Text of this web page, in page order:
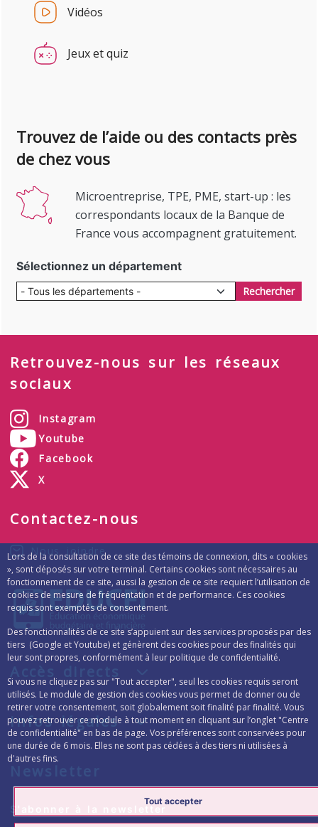
Lors de la consultation de ce site des témoins de connexion, dits « cookies
», sont déposés sur votre terminal. Certains cookies sont nécessaires au
fonctionnement de ce site, aussi la gestion de ce site requiert l’utilisation de
cookies de mesure de fréquentation et de performance. Ces cookies
requis sont exemptés de consentement.
Des fonctionnalités de ce site s’appuient sur des services proposés par des
tiers (Google et Youtube) et génèrent des cookies pour des finalités qui
leur sont propres, conformément à leur politique de confidentialité.
Si vous ne cliquez pas sur "Tout accepter", seul les cookies requis seront
utilisés. Le module de gestion des cookies vous permet de donner ou de
retirer votre consentement, soit globalement soit finalité par finalité. Vous
pouvez retrouver ce module à tout moment en cliquant sur l’onglet "Centre
de confidentialité" en bas de page. Vos préférences sont conservées pour
une durée de 6 mois. Elles ne sont pas cédées à des tiers ni utilisées à
d'autres fins.
Tout accepter
Vidéos
Jeux et quiz
Trouvez de l’aide ou des contacts près
de chez vous
Microentreprise, TPE, PME, start-up : les
correspondants locaux de la Banque de
France vous accompagnent gratuitement.
Sélectionnez un département
Rechercher
Retrouvez-nous sur les réseaux
sociaux
Instagram
Youtube
Facebook
X
Contactez-nous
Nous joindre
Infos légales
Formulaire d’inscription à la lettre
S'abonner à la newsletter